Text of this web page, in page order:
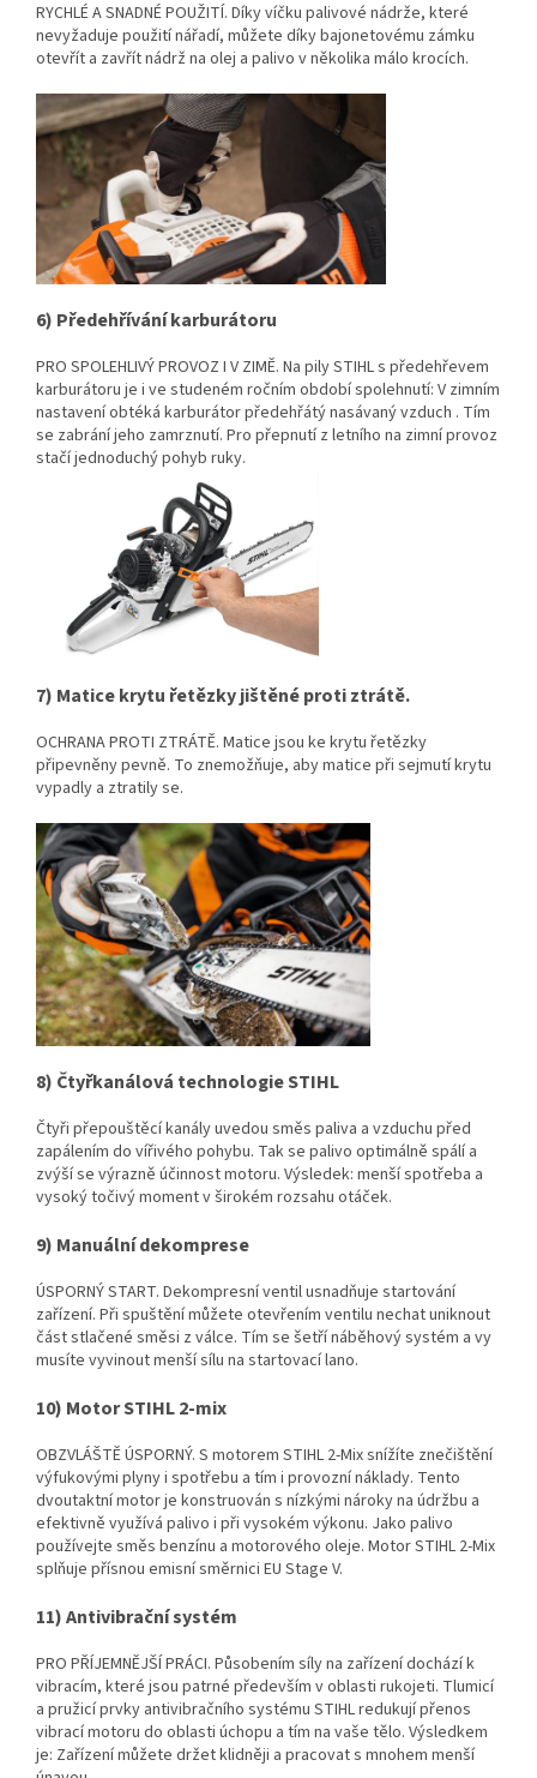
RYCHLÉ A SNADNÉ POUŽITÍ. Díky víčku palivové nádrže, které
nevyžaduje použití nářadí, můžete díky bajonetovému zámku
otevřít a zavřít nádrž na olej a palivo v několika málo krocích.
6) Předehřívání karburátoru
PRO SPOLEHLIVÝ PROVOZ I V ZIMĚ. Na pily STIHL s předehřevem
karburátoru je i ve studeném ročním období spolehnutí: V zimním
nastavení obtéká karburátor předehřátý nasávaný vzduch . Tím
se zabrání jeho zamrznutí. Pro přepnutí z letního na zimní provoz
stačí jednoduchý pohyb ruky.
7) Matice krytu řetězky jištěné proti ztrátě.
OCHRANA PROTI ZTRÁTĚ. Matice jsou ke krytu řetězky
připevněny pevně. To znemožňuje, aby matice při sejmutí krytu
vypadly a ztratily se.
8) Čtyřkanálová technologie STIHL
Čtyři přepouštěcí kanály uvedou směs paliva a vzduchu před
zapálením do vířivého pohybu. Tak se palivo optimálně spálí a
zvýší se výrazně účinnost motoru. Výsledek: menší spotřeba a
vysoký točivý moment v širokém rozsahu otáček.
9) Manuální dekomprese
ÚSPORNÝ START. Dekompresní ventil usnadňuje startování
zařízení. Při spuštění můžete otevřením ventilu nechat uniknout
část stlačené směsi z válce. Tím se šetří náběhový systém a vy
musíte vyvinout menší sílu na startovací lano.
10) Motor STIHL 2-mix
OBZVLÁŠTĚ ÚSPORNÝ. S motorem STIHL 2-Mix snížíte znečištění
výfukovými plyny i spotřebu a tím i provozní náklady. Tento
dvoutaktní motor je konstruován s nízkými nároky na údržbu a
efektivně využívá palivo i při vysokém výkonu. Jako palivo
používejte směs benzínu a motorového oleje. Motor STIHL 2-Mix
splňuje přísnou emisní směrnici EU Stage V.
11) Antivibrační systém
PRO PŘÍJEMNĚJŠÍ PRÁCI. Působením síly na zařízení dochází k
vibracím, které jsou patrné především v oblasti rukojeti. Tlumicí
a pružicí prvky antivibračního systému STIHL redukují přenos
vibrací motoru do oblasti úchopu a tím na vaše tělo. Výsledkem
je: Zařízení můžete držet klidněji a pracovat s mnohem menší